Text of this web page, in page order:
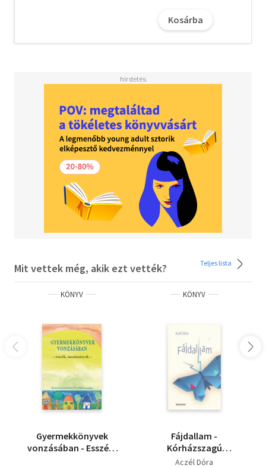
sajnos, ma még sokkal aktuálisabbak, mint amikor
Kosárba
Mit vettek még, akik ezt vették? Teljes lista
KÖNYV
Gyermekkönyvek
vonzásában - Esszék,
KÖNYV
Fájdallam -
Kórházszagú
kamaszkor
Aczél Dóra